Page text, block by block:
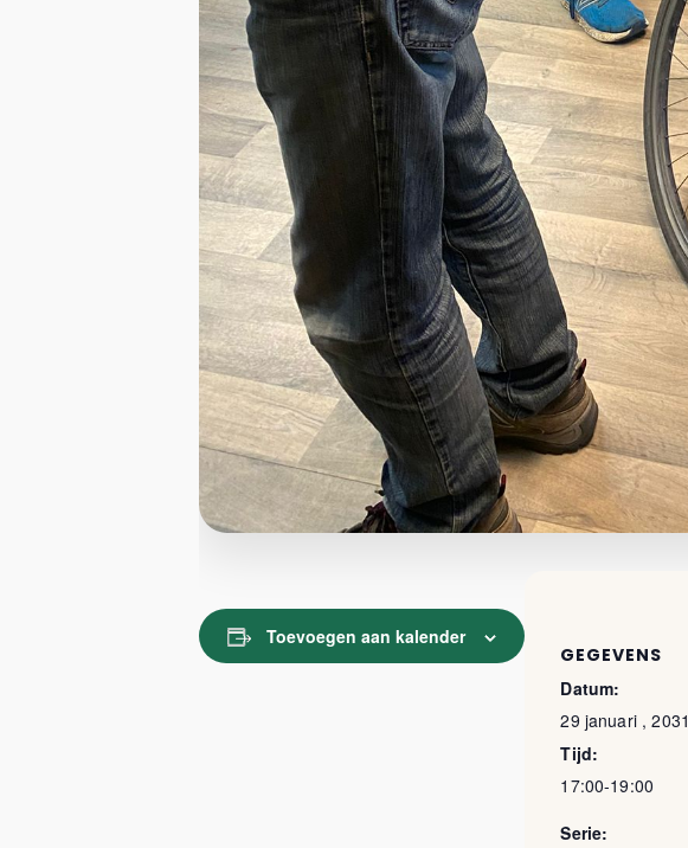
Toevoegen aan kalender
GEGEVENS
Datum:
29 januari , 2031
Tijd:
17:00-19:00
Serie: